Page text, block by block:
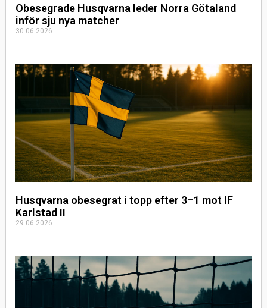
Obesegrade Husqvarna leder Norra Götaland
inför sju nya matcher
30.06.2026
Husqvarna obesegrat i topp efter 3–1 mot IF
Karlstad II
29.06.2026